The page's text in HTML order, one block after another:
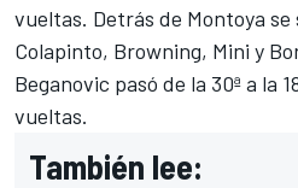
vueltas. Detrás de Montoya
Colapinto, Browning, Mini y
Beganovic pasó de la 30ª a la
vueltas.
También lee: